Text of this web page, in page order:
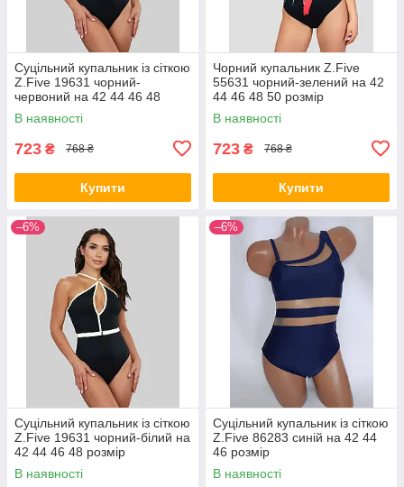
Суцільний купальник із сіткою
Z.Five 19631 чорний-
червоний на 42 44 46 48
розмір
В наявності
723 ₴ 768 ₴
Купити
Чорний купальник Z.Five
55631 чорний-зелений на 42
44 46 48 50 розмір
В наявності
723 ₴ 768 ₴
Купити
–6%
Суцільний купальник із сіткою
Z.Five 19631 чорний-білий на
42 44 46 48 розмір
В наявності
–6%
Суцільний купальник із сіткою
Z.Five 86283 синій на 42 44
46 розмір
В наявності